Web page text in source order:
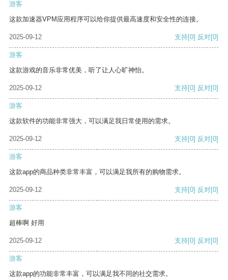
游客
这款加速器VPM应用程序可以给你提供最高速度和安全性的连接。
2025-09-12 支持[0] 反对[0]
游客
这款游戏的音乐非常优美，听了让人心旷神怡。
2025-09-12 支持[0] 反对[0]
游客
这款软件的功能非常强大，可以满足我日常使用的需求。
2025-09-12 支持[0] 反对[0]
游客
这款app的商品种类非常丰富，可以满足我所有的购物需求。
2025-09-12 支持[0] 反对[0]
游客
超棒啊 好用
2025-09-12 支持[0] 反对[0]
游客
这款app的功能非常丰富，可以满足我不同的社交需求。